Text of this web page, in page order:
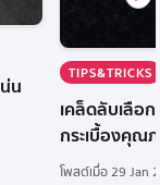
น
TIPS&TRICKS
เคล็ดลับเลือ
กระเบื้องคุณ
โพสต์เมื่อ 29 Jan